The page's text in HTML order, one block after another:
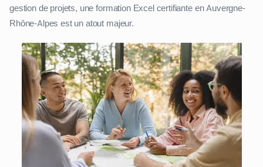
gestion de projets, une formation Excel certifiante en Auvergne-
Rhône-Alpes est un atout majeur.